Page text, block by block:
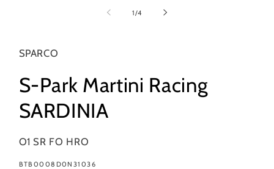
modale
1/su
4
SPARCO
S-Park Martini Racing
SARDINIA
O1 SR FO HRO
SKU:
BTB0008D0N31036